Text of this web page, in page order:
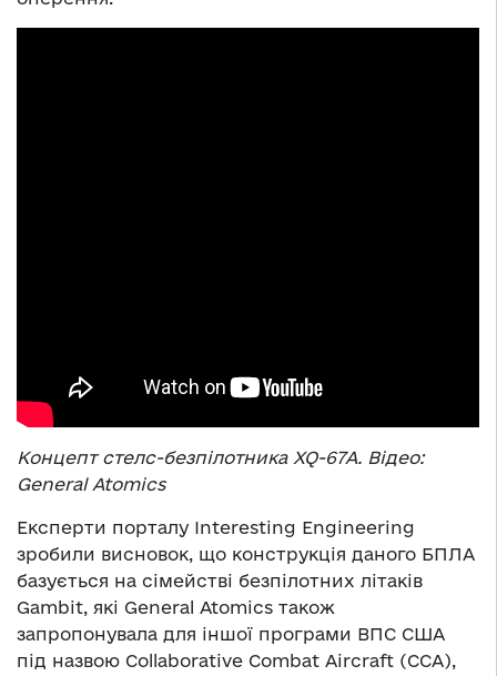
Концепт стелс-безпілотника XQ-67A. Відео:
General Atomics
Експерти порталу Interesting Engineering
зробили висновок, що конструкція даного БПЛА
базується на сімействі безпілотних літаків
Gambit, які General Atomics також
запропонувала для іншої програми ВПС США
під назвою Collaborative Combat Aircraft (CCA),